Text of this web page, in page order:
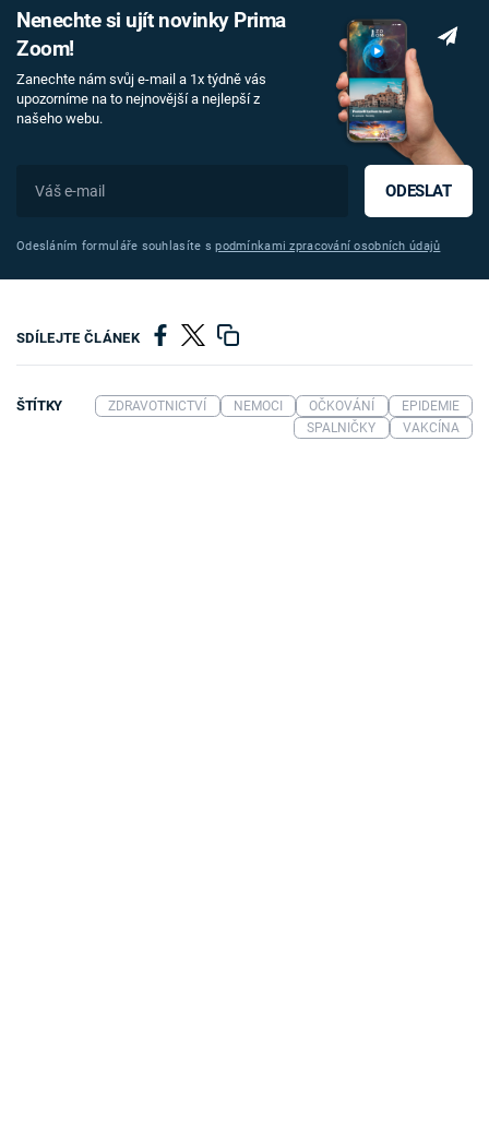
Nenechte si ujít novinky Prima
Zoom!
Zanechte nám svůj e-mail a 1x týdně vás
upozorníme na to nejnovější a nejlepší z
našeho webu.
ODESLAT
Odesláním formuláře souhlasíte spodmínkami zpracování osobních údajů
SDÍLEJTE ČLÁNEK
ŠTÍTKY ZDRAVOTNICTVÍ NEMOCI OČKOVÁNÍ
EPIDEMIE
SPALNIČKY
VAKCÍNA